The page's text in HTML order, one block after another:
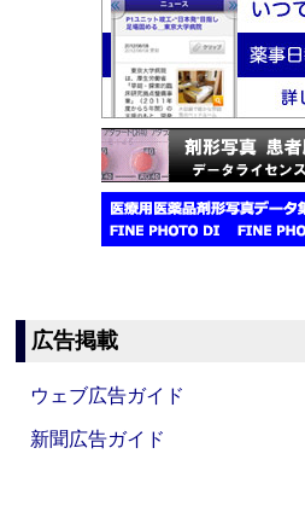
広告掲載
ウェブ広告ガイド
新聞広告ガイド